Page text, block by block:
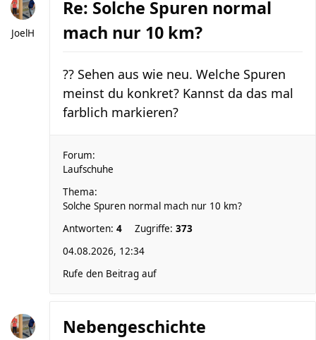
JoelH
Re: Solche Spuren normal
mach nur 10 km?
?? Sehen aus wie neu. Welche Spuren
meinst du konkret? Kannst da das mal
farblich markieren?
Forum:
Laufschuhe
Thema:
Solche Spuren normal mach nur 10 km?
Antworten: 4 Zugriffe: 373
04.08.2026, 12:34
Rufe den Beitrag auf
Nebengeschichte